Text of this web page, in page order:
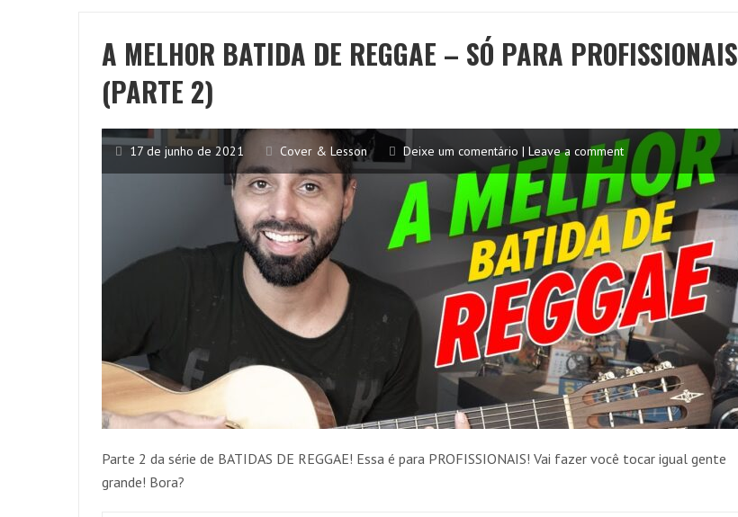
A MELHOR BATIDA DE REGGAE – SÓ PARA PROFISSIONAIS
(PARTE 2)
17 de junho de 2021 Cover & Lesson Deixe um comentário | Leave a comment
Parte 2 da série de BATIDAS DE REGGAE! Essa é para PROFISSIONAIS! Vai fazer você tocar igual gente
grande! Bora?